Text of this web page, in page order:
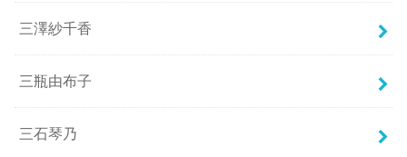
三澤紗千香
三瓶由布子
三石琴乃